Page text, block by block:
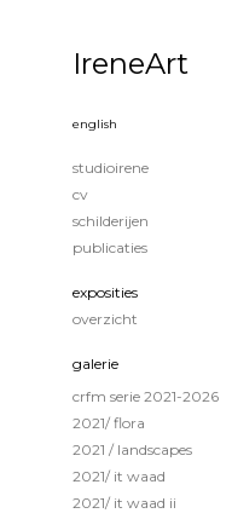
IreneArt
english
studioirene
cv
schilderijen
publicaties
exposities
overzicht
galerie
crfm serie 2021-2026
2021/ flora
2021 / landscapes
2021/ it waad
2021/ it waad ii